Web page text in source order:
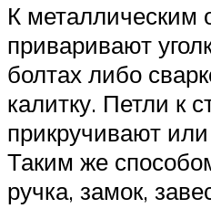
К металлическим
приваривают
болтах либо
калитку. Петли к
прикручивают
Таким же
ручка, замок,